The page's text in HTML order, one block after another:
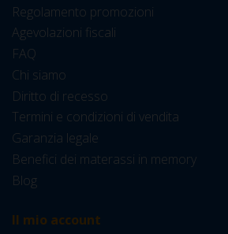
Regolamento promozioni
Agevolazioni fiscali
FAQ
Chi siamo
Diritto di recesso
Termini e condizioni di vendita
Garanzia legale
Benefici dei materassi in memory
Blog
Il mio account